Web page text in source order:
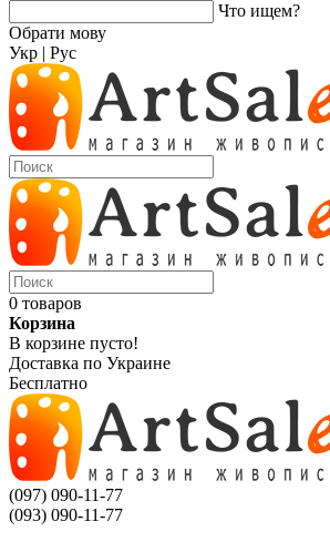
Что ищем?
Обрати мову
Укр | Рус
0 товаров
Корзина
В корзине пусто!
Доставка по Украине
Бесплатно
(097) 090-11-77
(093) 090-11-77